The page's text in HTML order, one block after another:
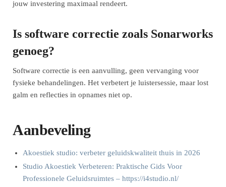
jouw investering maximaal rendeert.
Is software correctie zoals Sonarworks
genoeg?
Software correctie is een aanvulling, geen vervanging voor
fysieke behandelingen. Het verbetert je luistersessie, maar lost
galm en reflecties in opnames niet op.
Aanbeveling
Akoestiek studio: verbeter geluidskwaliteit thuis in 2026
Studio Akoestiek Verbeteren: Praktische Gids Voor
Professionele Geluidsruimtes – https://i4studio.nl/